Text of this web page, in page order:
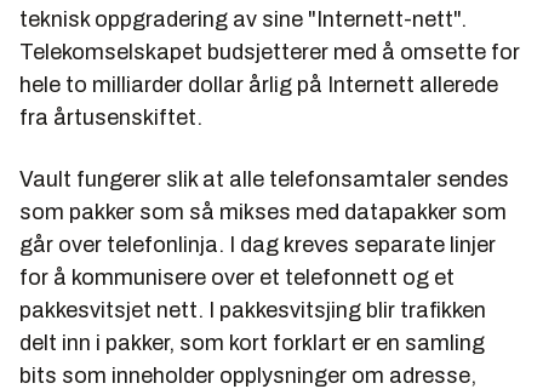
teknisk oppgradering av sine "Internett-nett".
Telekomselskapet budsjetterer med å omsette for
hele to milliarder dollar årlig på Internett allerede
fra årtusenskiftet.
Vault fungerer slik at alle telefonsamtaler sendes
som pakker som så mikses med datapakker som
går over telefonlinja. I dag kreves separate linjer
for å kommunisere over et telefonnett og et
pakkesvitsjet nett. I pakkesvitsjing blir trafikken
delt inn i pakker, som kort forklart er en samling
bits som inneholder opplysninger om adresse,